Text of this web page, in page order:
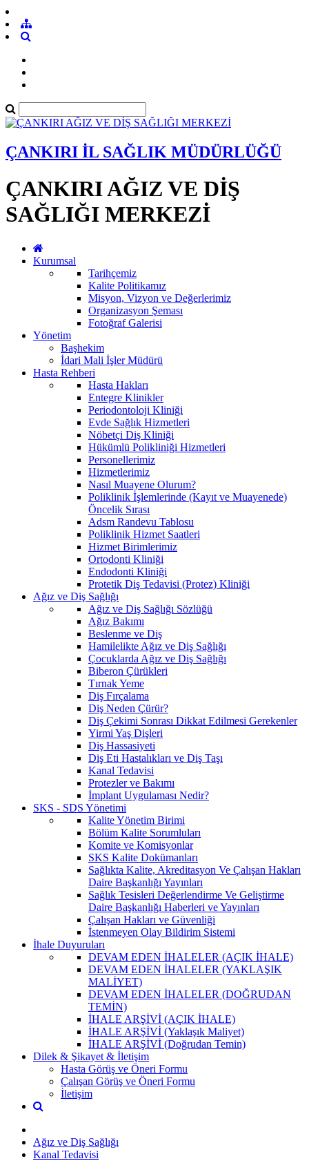
ÇANKIRI İL SAĞLIK MÜDÜRLÜĞÜ
ÇANKIRI AĞIZ VE DİŞ
SAĞLIĞI MERKEZİ
Kurumsal
Tarihçemiz
Kalite Politikamız
Misyon, Vizyon ve Değerlerimiz
Organizasyon Şeması
Fotoğraf Galerisi
Yönetim
Başhekim
İdari Mali İşler Müdürü
Hasta Rehberi
Hasta Hakları
Entegre Klinikler
Periodontoloji Kliniği
Evde Sağlık Hizmetleri
Nöbetçi Diş Kliniği
Hükümlü Polikliniği Hizmetleri
Personellerimiz
Hizmetlerimiz
Nasıl Muayene Olurum?
Poliklinik İşlemlerinde (Kayıt ve Muayenede)
Öncelik Sırası
Adsm Randevu Tablosu
Poliklinik Hizmet Saatleri
Hizmet Birimlerimiz
Ortodonti Kliniği
Endodonti Kliniği
Protetik Diş Tedavisi (Protez) Kliniği
Ağız ve Diş Sağlığı
Ağız ve Diş Sağlığı Sözlüğü
Ağız Bakımı
Beslenme ve Diş
Hamilelikte Ağız ve Diş Sağlığı
Çocuklarda Ağız ve Diş Sağlığı
Biberon Çürükleri
Tırnak Yeme
Diş Fırçalama
Diş Neden Çürür?
Diş Çekimi Sonrası Dikkat Edilmesi Gerekenler
Yirmi Yaş Dişleri
Diş Hassasiyeti
Diş Eti Hastalıkları ve Diş Taşı
Kanal Tedavisi
Protezler ve Bakımı
İmplant Uygulaması Nedir?
SKS - SDS Yönetimi
Kalite Yönetim Birimi
Bölüm Kalite Sorumluları
Komite ve Komisyonlar
SKS Kalite Dokümanları
Sağlıkta Kalite, Akreditasyon Ve Çalışan Hakları
Daire Başkanlığı Yayınları
Sağlık Tesisleri Değerlendirme Ve Geliştirme
Daire Başkanlığı Haberleri ve Yayınları
Çalışan Hakları ve Güvenliği
İstenmeyen Olay Bildirim Sistemi
İhale Duyuruları
DEVAM EDEN İHALELER (AÇIK İHALE)
DEVAM EDEN İHALELER (YAKLAŞIK
MALİYET)
DEVAM EDEN İHALELER (DOĞRUDAN
TEMİN)
İHALE ARŞİVİ (AÇIK İHALE)
İHALE ARŞİVİ (Yaklaşık Maliyet)
İHALE ARŞİVİ (Doğrudan Temin)
Dilek & Şikayet & İletişim
Hasta Görüş ve Öneri Formu
Çalışan Görüş ve Öneri Formu
İletişim
Ağız ve Diş Sağlığı
Kanal Tedavisi